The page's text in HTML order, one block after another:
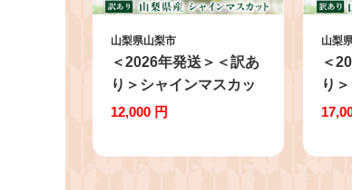
山梨県山梨市
＜2026年発送＞＜訳あ
り＞シャインマスカッ
ト 2～3房 1kg以上
12,000 円
山梨
＜
り
ト 3